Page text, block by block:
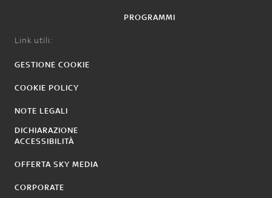
PROGRAMMI
Link utili:
GESTIONE COOKIE
COOKIE POLICY
NOTE LEGALI
DICHIARAZIONE
ACCESSIBILITÀ
OFFERTA SKY MEDIA
CORPORATE